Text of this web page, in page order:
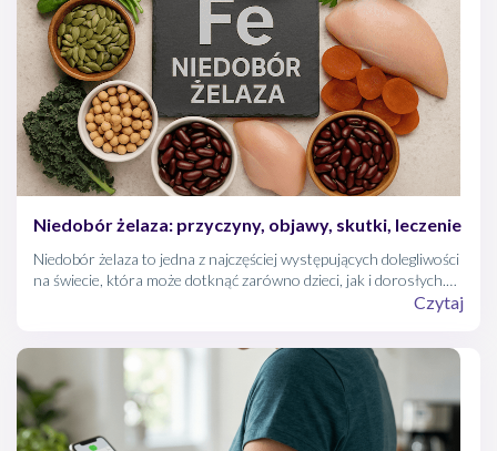
Niedobór żelaza: przyczyny, objawy, skutki, leczenie
Niedobór żelaza to jedna z najczęściej występujących dolegliwości
na świecie, która może dotknąć zarówno dzieci, jak i dorosłych.
Objawia się m.in. przewlekłym zmęczeniem, spadkiem odporności
poważnych powikłań. W artykule wyjaśniamy, jakie są przyczyny i
skutki niedoboru żelaza, kto jest najbardziej narażony, jak
wygląda diagnostyka oraz w jaki sposób dieta i leczenie mogą
skutecznie przywrócić równowagę w organizmie.
Czytaj